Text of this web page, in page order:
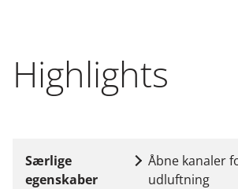
Highlights
Særlige
egenskaber
Åbne kanaler
udluftning